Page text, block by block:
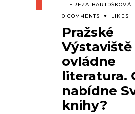
TEREZA BARTOŠKOVÁ
0 COMMENTS
LIKES
Pražské
ovládne
literatura.
nabídne
knihy?